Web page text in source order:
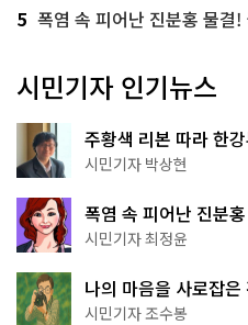
5 폭염 속 피어난 진분홍 물결
시민기자 인기뉴스
주황색 리본 따라 한
서울둘레길 15코스
시민기자 박상현
폭염 속 피어난 진분
무 명소
시민기자 최정윤
나의 마음을 사로잡
상작 공개!
시민기자 조수봉